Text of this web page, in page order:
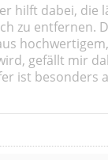
hilft dabei, die
zu entfernen.
gefällt mir
ist besonders